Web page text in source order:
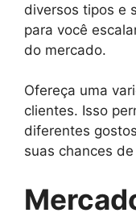
diversos tipos e
para você
do mercado.
Ofereça uma
clientes. Isso
diferentes
suas chances